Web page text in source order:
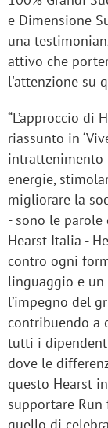
e Dimensione
una
attivo che
l'attenzione su
“L’approccio
riassunto in
intrattenimento
energie,
migliorare la
- sono le parole
Hearst Italia -
contro ogni
linguaggio e un
l’impegno del
contribuendo a
tutti i
dove le
questo Hearst
supportare